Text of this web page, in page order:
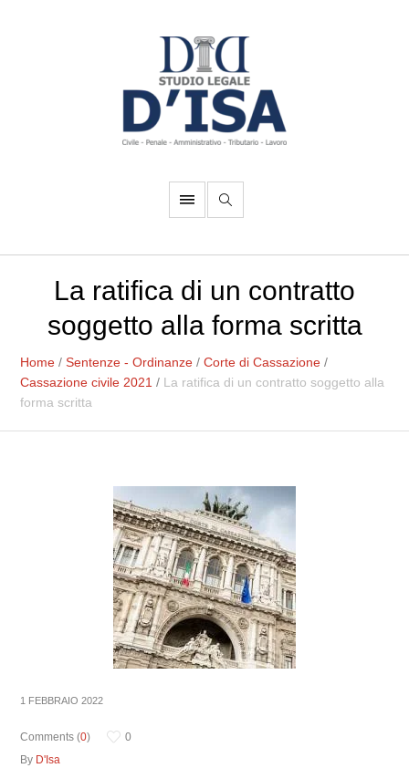
La ratifica di un contratto
soggetto alla forma scritta
Home /Sentenze - Ordinanze /Corte di Cassazione /
Cassazione civile 2021 / La ratifica di un contratto soggetto alla
forma scritta
1 FEBBRAIO 2022
Comments (0)
0
By D'Isa